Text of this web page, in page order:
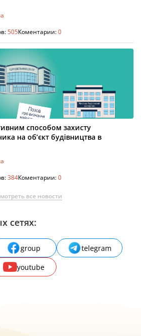
505Коментарии:0
способом захисту
на об’єкт будівництва в
384Коментарии:0
все новости
сетях:
group
telegram
youtube